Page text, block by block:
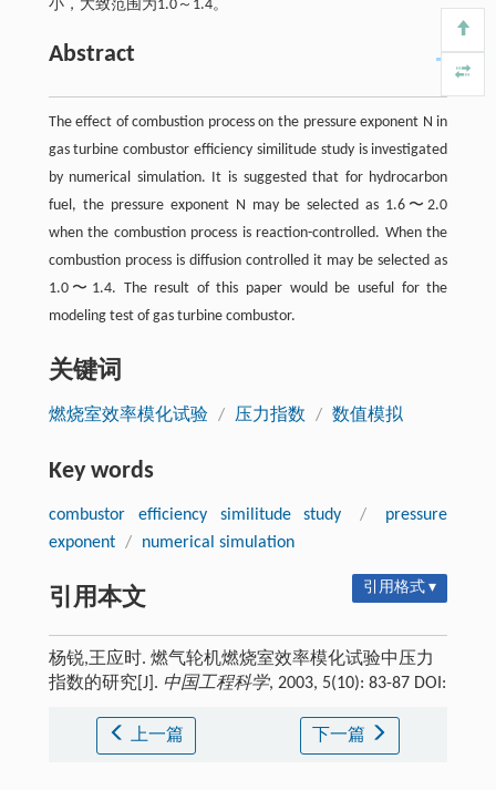
小，大致范围为1.0～1.4。
Abstract
The effect of combustion process on the pressure exponent N in
gas turbine combustor efficiency similitude study is investigated
by numerical simulation. It is suggested that for hydrocarbon
fuel, the pressure exponent N may be selected as 1.6〜2.0
when the combustion process is reaction-controlled. When the
combustion process is diffusion controlled it may be selected as
1.0〜1.4. The result of this paper would be useful for the
modeling test of gas turbine combustor.
关键词
燃烧室效率模化试验 / 压力指数 / 数值模拟
Key words
combustor efficiency similitude study /
pressure
exponent / numerical simulation
引用本文 引用格式 ▾
杨锐,王应时. 燃气轮机燃烧室效率模化试验中压力
指数的研究[J]. 中国工程科学, 2003, 5(10): 83-87 DOI:
上一篇 下一篇